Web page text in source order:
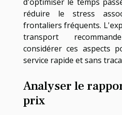
d'optimiser le temps
réduire le stress
frontaliers fréquents.
transport
considérer ces aspects
service rapide et sans
Analyser le
prix